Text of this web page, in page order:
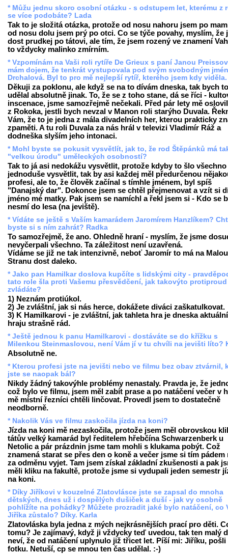
* Můžu jednu skoro osobní otázku - s odstupem let, kterému z
se více podobáte? Lada
Tak to je složitá otázka, protože od nosu nahoru jsem po
od nosu dolu jsem prý po otci. Co se týče povahy, myslím, že
dost prudkej po tátovi, ale tím, že jsem rozený ve znamení
to vždycky malinko zmírním.
* Vzpomínám na Vaši roli rytíře De Grieux s paní Janou
mám dojem, že tenkrát vystupovala pod svým svobodným
Drchalová. Byl to pro mě nejlepší rytíř, kterého jsem kdy viděla.
Děkuji za poklonu, ale když se na to dívám dneska, tak bych to
udělal absolutně jinak. To, že se z toho stane, dá se říci -
inscenace, jsme samozřejmě nečekali. Před pár lety mě
z Rokoka, jestli bych nevzal v Manon roli starýho Duvala.
Vám, že to je jedna z mála divadelních her, kterou prakticky
zpaměti. A tu roli Duvala za nás hrál v televizi Vladimír Ráž a
dodneška slyším jeho intonaci.
* Mohl byste se pokusit vysvětlít, jak to, že rod Štěpánků má
"velkou úrodu" uměleckých osobností?
Tak to já asi nedokážu vysvětlit, protože kdyby to šlo všechno
jednoduše vysvětlit, tak by asi každej měl předurčenou
profesi, ale to, že člověk začínal s tímhle jménem, byl spíš
"Danajský dar". Dokonce jsem se chtěl přejmenovat a vzít si
jméno mé matky. Pak jsem se namíchl a řekl jsem si - Kdo se
nesmí do lesa (na jeviště).
* Vídáte se ještě s Vaším kamarádem Jaromírem Hanzlíkem?
byste si s ním zahrát? Radka
To samozřejmě, že ano. Ohledně hraní - myslím, že jsme
nevyčerpali všechno. Ta záležitost není uzavřená.
Vídáme se již ne tak intenzivně, neboť Jaromír to má na Malou
Stranu dost daleko.
* Jako pan Hamilkar doslova kupčíte s lidskými city -
tato role šla proti Vašemu přesvědčení, jak takovýto protiproud
zvládáte?
1) Neznám protiúkol.
2) Je zvláštní, jak si nás herce, dokážete diváci zaškatulkovat.
3) K Hamilkarovi - je zvláštní, jak tahleta hra je dneska
hraju strašně rád.
* Ještě jednou k panu Hamilkarovi - dostáváte se do křížku s
Milenkou Steinmaslovou, není Vám jí v tu chvíli na jevišti líto?
Absolutně ne.
* Kterou profesi jste na jevišti nebo ve filmu bez obav ztvárnil,
jste se naopak bál?
Nikdy žádný takovýhle problémy nenastaly. Pravda je, že
což bylo ve filmu, jsem měl zabít prase a po natáčení večer v
mě místní řezníci chtěli linčovat. Provedl jsem to dostatečně
neodborně.
* Nakolik Vás ve filmu zaskočila jízda na koni?
Jízda na koni mě nezaskočila, protože jsem měl obrovskou
tátův velký kamarád byl ředitelem hřebčína Schwarzenberk u
Netolic a pár prázdnin jsme tam mohli s klukama pobýt. Což
znamená starat se přes den o koně a večer jsme si tím pádem
za odměnu vyjet. Tam jsem získal základní zkušenosti a pak
měli kliku na fakultě, protože jsme si vydupali jeden semestr
na koni.
* Díky Jiříkovi v kouzelné Zlatovlásce jste se zapsal do mnoha
dětských, dnes už i dospělých dušiček a duší - jak vy osobně
pohlížíte na pohádky? Můžete prozradit jaké bylo natáčení, co
Jiříka zůstalo? Díky. Karla
Zlatovláska byla jedna z mých nejkrásnějších prací pro děti.
tomu? Je zajímavý, když ji vždycky teď uvedou, tak ten malý
neví, že od natáčení uplynulo již třicet let. Píší mi: Jiříku, pošli
fotku. Netuší, cp se mnou ten čas udělal. :-)